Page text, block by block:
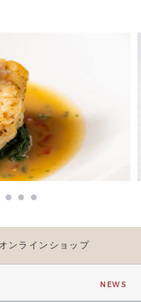
オンラインショップ
NEWS